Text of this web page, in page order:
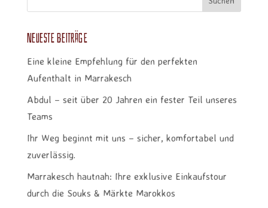
Neueste Beiträge
Eine kleine Empfehlung für den perfekten
Aufenthalt in Marrakesch
Abdul – seit über 20 Jahren ein fester Teil unseres
Teams
Ihr Weg beginnt mit uns – sicher, komfortabel und
zuverlässig.
Marrakesch hautnah: Ihre exklusive Einkaufstour
durch die Souks & Märkte Marokkos